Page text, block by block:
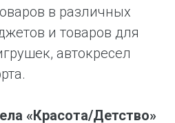
в различных
и товаров для
автокресел
«Красота/Детство»